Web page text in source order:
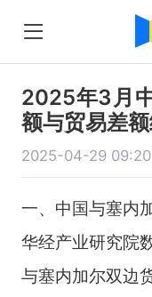
2025年3月
额与贸易差
2025-04-29 09:20
一、中国与塞内
华经产业研究院
与塞内加尔双边